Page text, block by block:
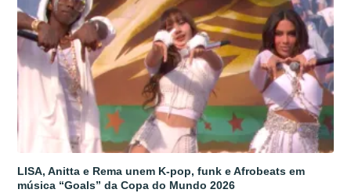
LISA, Anitta e Rema unem K-pop, funk e Afrobeats em
música “Goals” da Copa do Mundo 2026